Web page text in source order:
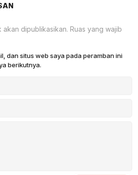
akan dipublikasikan. Ruas yang wajib
dan situs web saya pada peramban ini
berikutnya.